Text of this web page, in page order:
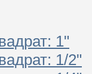
1"
1/2"